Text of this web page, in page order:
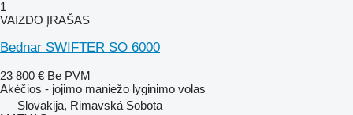
1
VAIZDO ĮRAŠAS
Bednar SWIFTER SO 6000
23 800 € Be PVM
Akėčios - jojimo maniežo lyginimo volas
Slovakija, Rimavská Sobota